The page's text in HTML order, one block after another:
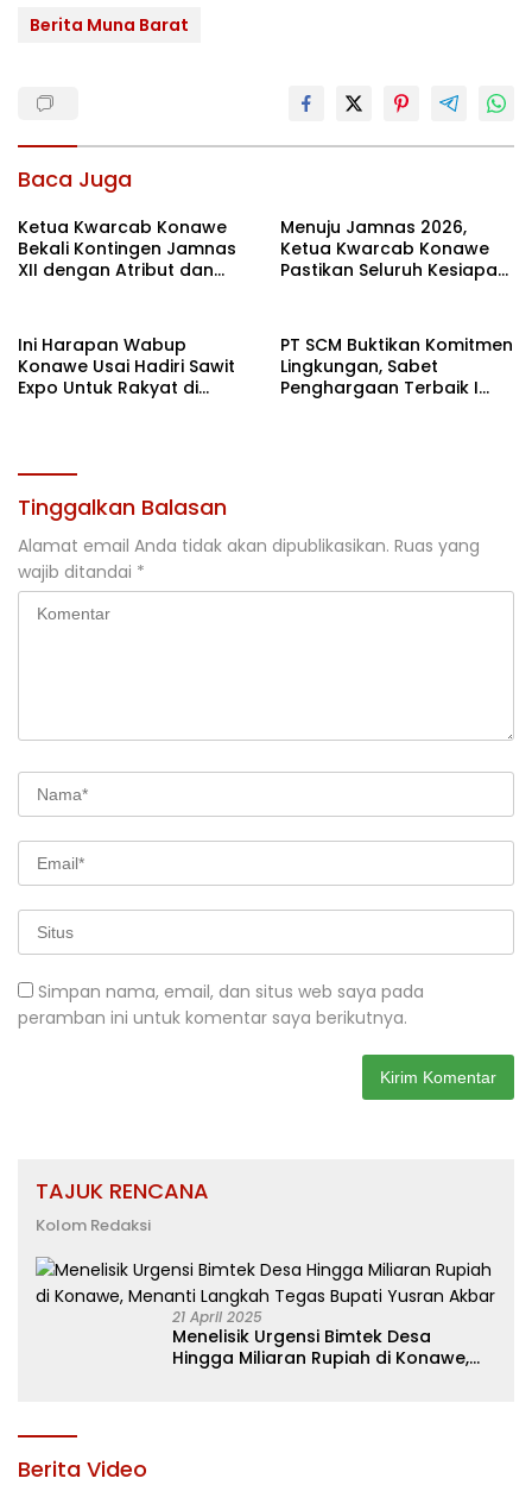
Berita Muna Barat
Baca Juga
Ketua Kwarcab Konawe
Bekali Kontingen Jamnas
XII dengan Atribut dan
Menuju Jamnas 2026,
Ketua Kwarcab Konawe
Pastikan Seluruh Kesiapan
Ini Harapan Wabup
Konawe Usai Hadiri Sawit
Expo Untuk Rakyat di
PT SCM Buktikan Komitmen
Lingkungan, Sabet
Penghargaan Terbaik I
Tinggalkan Balasan
Alamat email Anda tidak akan dipublikasikan. Ruas yang
wajib ditandai *
Simpan nama, email, dan situs web saya pada
peramban ini untuk komentar saya berikutnya.
TAJUK RENCANA
Kolom Redaksi
21 April 2025
Menelisik Urgensi Bimtek Desa
Hingga Miliaran Rupiah di Konawe,
Berita Video